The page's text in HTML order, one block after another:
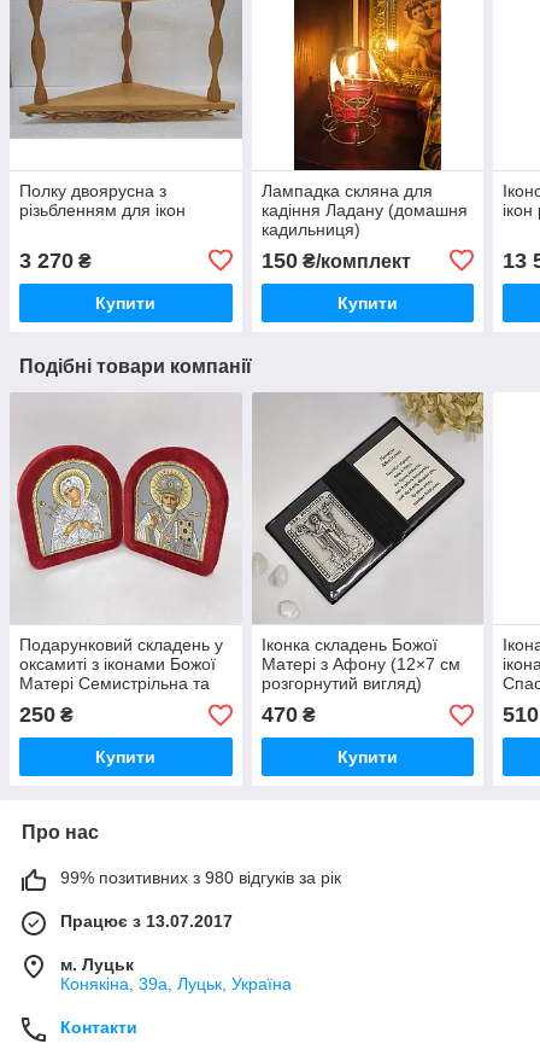
Полку двоярусна з
різьбленням для ікон
3 270 ₴
Купити
Лампадка скляна для
кадіння Ладану (домашня
кадильниця)
150₴/комплект
Купити
13
Подібні товари компанії
Подарунковий складень у
оксамиті з іконами Божої
Матері Семистрільна та
Св. Миколая, 13*11 см
250 ₴
Купити
Іконка складень Божої
Матері з Афону (12×7 см
розгорнутий вигляд)
470₴
Купити
510
Про нас
99% позитивних з 980 відгуків за рік
Працює з 13.07.2017
м. Луцьк
Конякіна, 39а, Луцьк, Україна
Контакти